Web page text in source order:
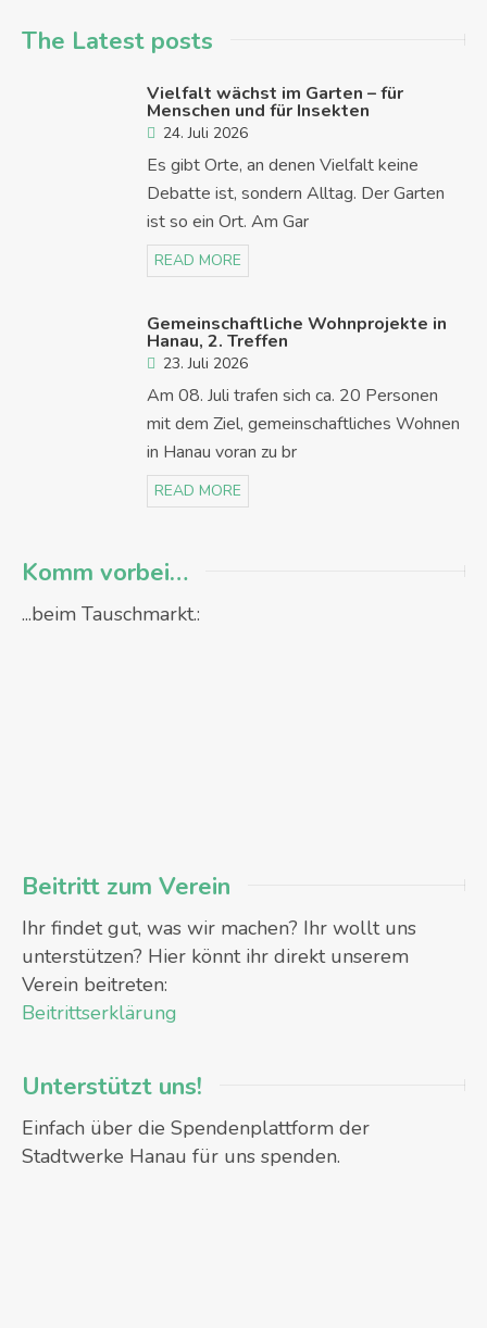
The Latest posts
Vielfalt wächst im Garten – für
Menschen und für Insekten
24. Juli 2026
Es gibt Orte, an denen Vielfalt keine
Debatte ist, sondern Alltag. Der Garten
ist so ein Ort. Am Gar
READ MORE
Gemeinschaftliche Wohnprojekte in
Hanau, 2. Treffen
23. Juli 2026
Am 08. Juli trafen sich ca. 20 Personen
mit dem Ziel, gemeinschaftliches Wohnen
in Hanau voran zu br
READ MORE
Komm vorbei…
...beim Tauschmarkt.:
Beitritt zum Verein
Ihr findet gut, was wir machen? Ihr wollt uns
unterstützen? Hier könnt ihr direkt unserem
Verein beitreten:
Beitrittserklärung
Unterstützt uns!
Einfach über die Spendenplattform der
Stadtwerke Hanau für uns spenden.